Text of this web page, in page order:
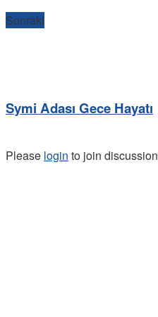
Sonraki
Symi Adası Gece Hayatı
Please login to join discussion